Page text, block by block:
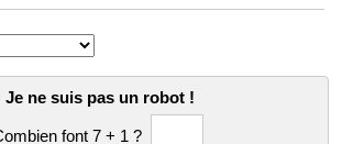
Je ne suis pas un robot !
font 7 + 1 ?